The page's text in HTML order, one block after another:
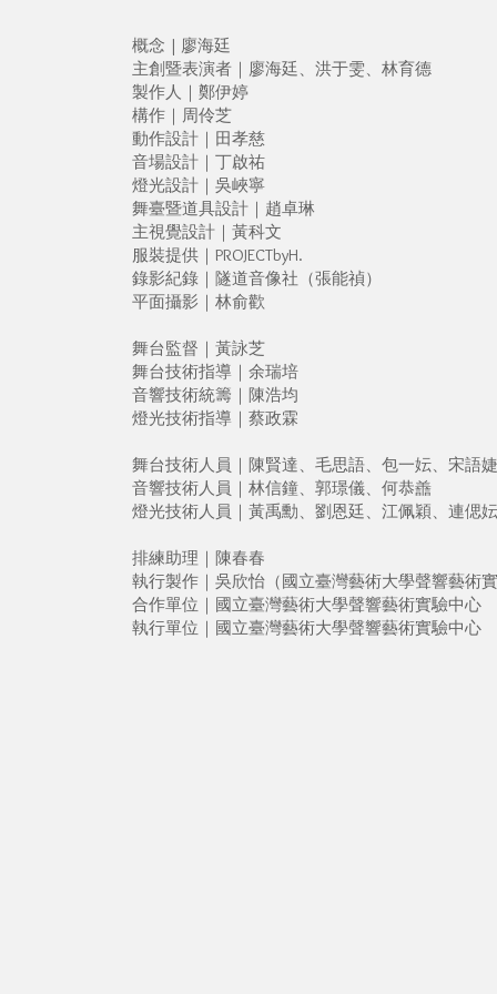
概念 | 廖海廷
主創暨表演者｜廖海廷、洪于雯、林育德
製作人｜鄭伊婷
構作｜周伶芝
動作設計｜田孝慈
音場設計｜丁啟祐
燈光設計｜吳峽寧
舞臺暨道具設計｜趙卓琳
主視覺設計｜黃科文
服裝提供｜PROJECTbyH.
錄影紀錄｜隧道音像社（張能禎）
平面攝影｜林俞歡
舞台監督｜黃詠芝
舞台技術指導｜余瑞培
音響技術統籌｜陳浩均
燈光技術指導｜蔡政霖
舞台技術人員｜陳賢達、毛思語、包一妘、宋語婕
音響技術人員｜林信鐘、郭璟儀、何恭譱
燈光技術人員｜黃禹勳、劉恩廷、江佩穎、連偲
排練助理｜陳春春
執行製作｜吳欣怡（國立臺灣藝術大學聲響藝術
合作單位｜國立臺灣藝術大學聲響藝術實驗中心
執行單位｜國立臺灣藝術大學聲響藝術實驗中心